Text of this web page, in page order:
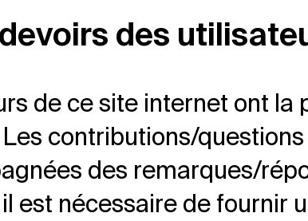
des
de ce site internet ont
contributions/
des remarques/
est nécessaire de fournir